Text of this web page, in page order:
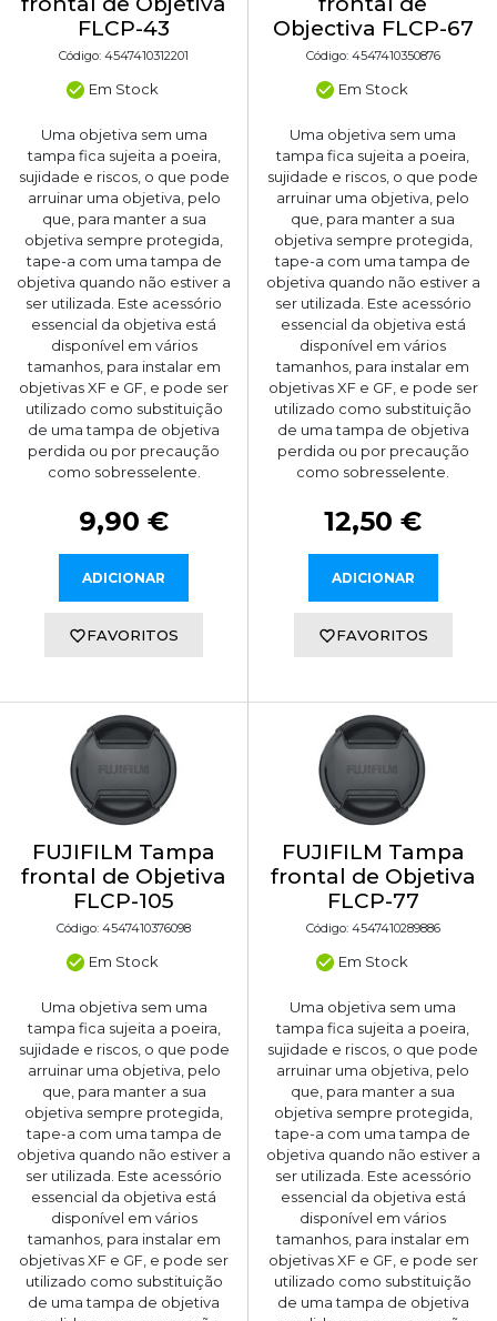
FLCP-43
Código: 4547410312201
Em Stock
Uma objetiva sem uma
tampa fica sujeita a poeira,
sujidade e riscos, o que pode
arruinar uma objetiva, pelo
que, para manter a sua
objetiva sempre protegida,
tape-a com uma tampa de
objetiva quando não estiver a
ser utilizada. Este acessório
essencial da objetiva está
disponível em vários
tamanhos, para instalar em
objetivas XF e GF, e pode ser
utilizado como substituição
de uma tampa de objetiva
perdida ou por precaução
como sobresselente.
9,90 €
ADICIONAR
FAVORITOS
Objectiva FLCP-67
Código: 4547410350876
Em Stock
Uma objetiva sem uma
tampa fica sujeita a poeira,
sujidade e riscos, o que pode
arruinar uma objetiva, pelo
que, para manter a sua
objetiva sempre protegida,
tape-a com uma tampa de
objetiva quando não estiver a
ser utilizada. Este acessório
essencial da objetiva está
disponível em vários
tamanhos, para instalar em
objetivas XF e GF, e pode ser
utilizado como substituição
de uma tampa de objetiva
perdida ou por precaução
como sobresselente.
12,50 €
ADICIONAR
FAVORITOS
FUJIFILM Tampa
frontal de Objetiva
FLCP-105
Código: 4547410376098
Em Stock
Uma objetiva sem uma
tampa fica sujeita a poeira,
sujidade e riscos, o que pode
arruinar uma objetiva, pelo
que, para manter a sua
objetiva sempre protegida,
tape-a com uma tampa de
objetiva quando não estiver a
ser utilizada. Este acessório
essencial da objetiva está
disponível em vários
tamanhos, para instalar em
objetivas XF e GF, e pode ser
utilizado como substituição
de uma tampa de objetiva
FUJIFILM Tampa
frontal de Objetiva
FLCP-77
Código: 4547410289886
Em Stock
Uma objetiva sem uma
tampa fica sujeita a poeira,
sujidade e riscos, o que pode
arruinar uma objetiva, pelo
que, para manter a sua
objetiva sempre protegida,
tape-a com uma tampa de
objetiva quando não estiver a
ser utilizada. Este acessório
essencial da objetiva está
disponível em vários
tamanhos, para instalar em
objetivas XF e GF, e pode ser
utilizado como substituição
de uma tampa de objetiva